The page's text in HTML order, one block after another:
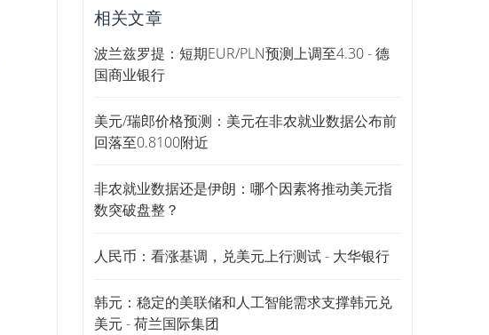
相关文章
波兰兹罗提：短期EUR/PLN预测上调至4.30 - 德
国商业银行
美元/瑞郎价格预测：美元在非农就业数据公布前
回落至0.8100附近
非农就业数据还是伊朗：哪个因素将推动美元指
数突破盘整？
人民币：看涨基调，兑美元上行测试 - 大华银行
韩元：稳定的美联储和人工智能需求支撑韩元兑
美元 - 荷兰国际集团